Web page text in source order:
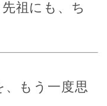
祖にも、ち
、もう一度思